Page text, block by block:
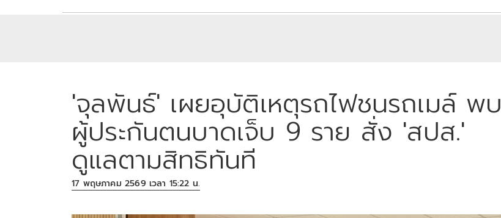
'จุลพันธ์' เผยอุบัติเหตุรถไฟชนรถเมล์ พบ
ผู้ประกันตนบาดเจ็บ 9 ราย สั่ง 'สปส.'
ดูแลตามสิทธิทันที
17 พฤษภาคม 2569 เวลา 15:22 น.